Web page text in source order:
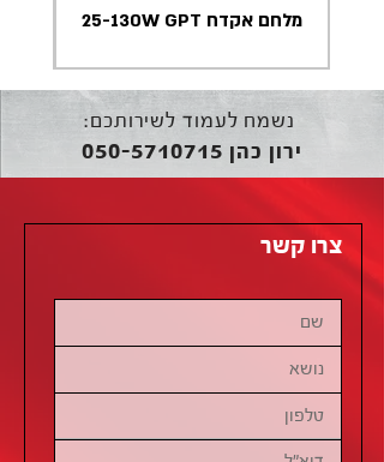
מלחם אקדח 25-130W GPT
נשמח לעמוד לשירותכם:
ירון כהן 050-5710715
צרו קשר